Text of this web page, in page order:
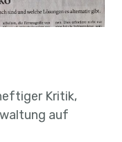
Kritik,
auf